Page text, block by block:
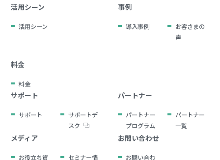
活用シーン
活用シーン
事例
導入事例
お客さまの
声
料金
料金
サポート
サポート
サポートデ
スク
パートナー
パートナー
プログラム
パートナー
一覧
メディア
お役立ち資
セミナー情
お問い合わせ
お問い合わ